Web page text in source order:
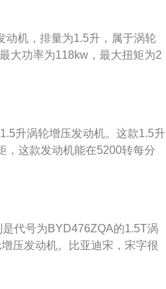
是2785毫米。
动机，排量为1.5升，属于涡轮
大功率为118kw，最大扭矩为2
为1600-4000rpm。供油方式为
在售的比亚迪宋pro全部为201
6万元-9万元之间。在车身尺
。在动力方面，比亚迪宋pr
力为160匹。在变速箱方面，
架方面，比亚迪宋pro的前悬架
升涡轮增压发动机。这款1.5升
，这款发动机能在5200转每分
出最大扭矩。这款发动机搭载
车型，这款车的实用性和空间
毫米，1810毫米，1680毫
值和较高的性价比赢得了不少
元到12.99万元，这款车的性价
，这种车能够满足多人共同出
代号为BYD476ZQA的1.5T涡
压发动机。比亚迪宋，宋字很
的很不错。内饰也挺好，颜色